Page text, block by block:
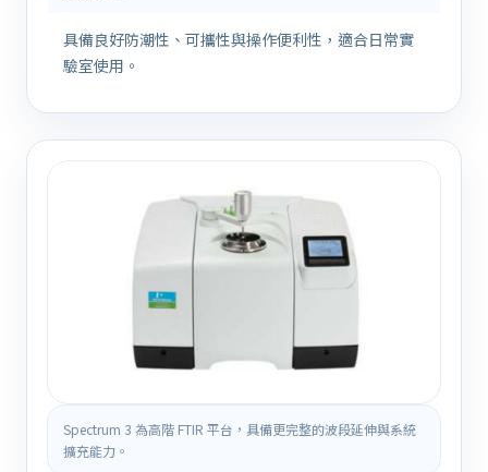
具備良好防潮性、可攜性與操作便利性，適合日常實
驗室使用。
Spectrum 3 為高階 FTIR 平台，具備更完整的波段延伸與系統
擴充能力。